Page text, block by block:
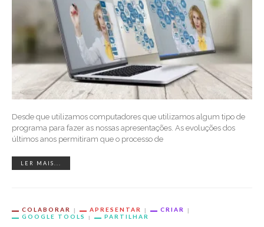
Desde que utilizamos computadores que utilizamos algum tipo de
programa para fazer as nossas apresentações. As evoluções dos
últimos anos permitiram que o processo de
LER MAIS...
COLABORAR APRESENTAR
CRIAR
GOOGLE TOOLS
PARTILHAR